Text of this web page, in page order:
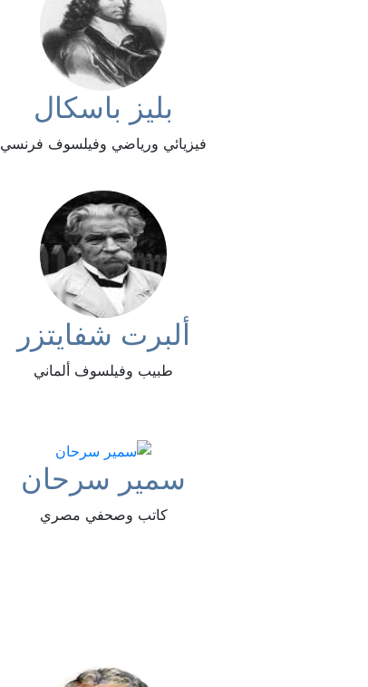
بليز باسكال
فيزيائي ورياضي وفيلسوف فرنسي
ألبرت شفايتزر
طبيب وفيلسوف ألماني
سمير سرحان
كاتب وصحفي مصري